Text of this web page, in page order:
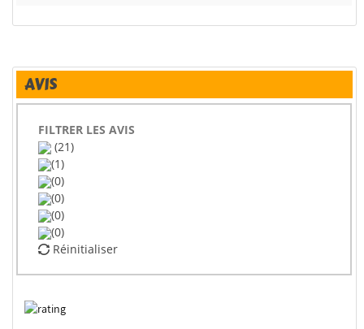
AVIS
FILTRER LES AVIS
(21)
(1)
(0)
(0)
(0)
(0)
Réinitialiser